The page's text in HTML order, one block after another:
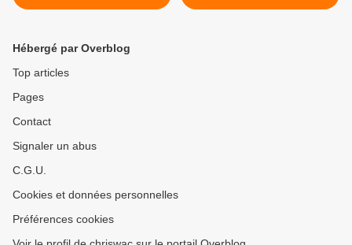
>
Hébergé par Overblog
Top articles
Pages
Contact
Signaler un abus
C.G.U.
Cookies et données personnelles
Préférences cookies